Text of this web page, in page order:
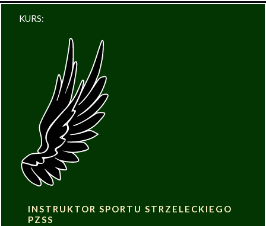
KURS:
INSTRUKTOR SPORTU STRZELECKIEGO
PZSS